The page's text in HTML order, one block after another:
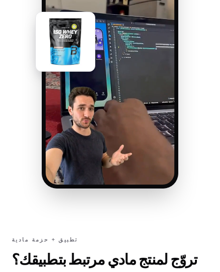
تطبيق + حزمة مادية
تروّج لمنتج مادي مرتبط بتطبيقك؟